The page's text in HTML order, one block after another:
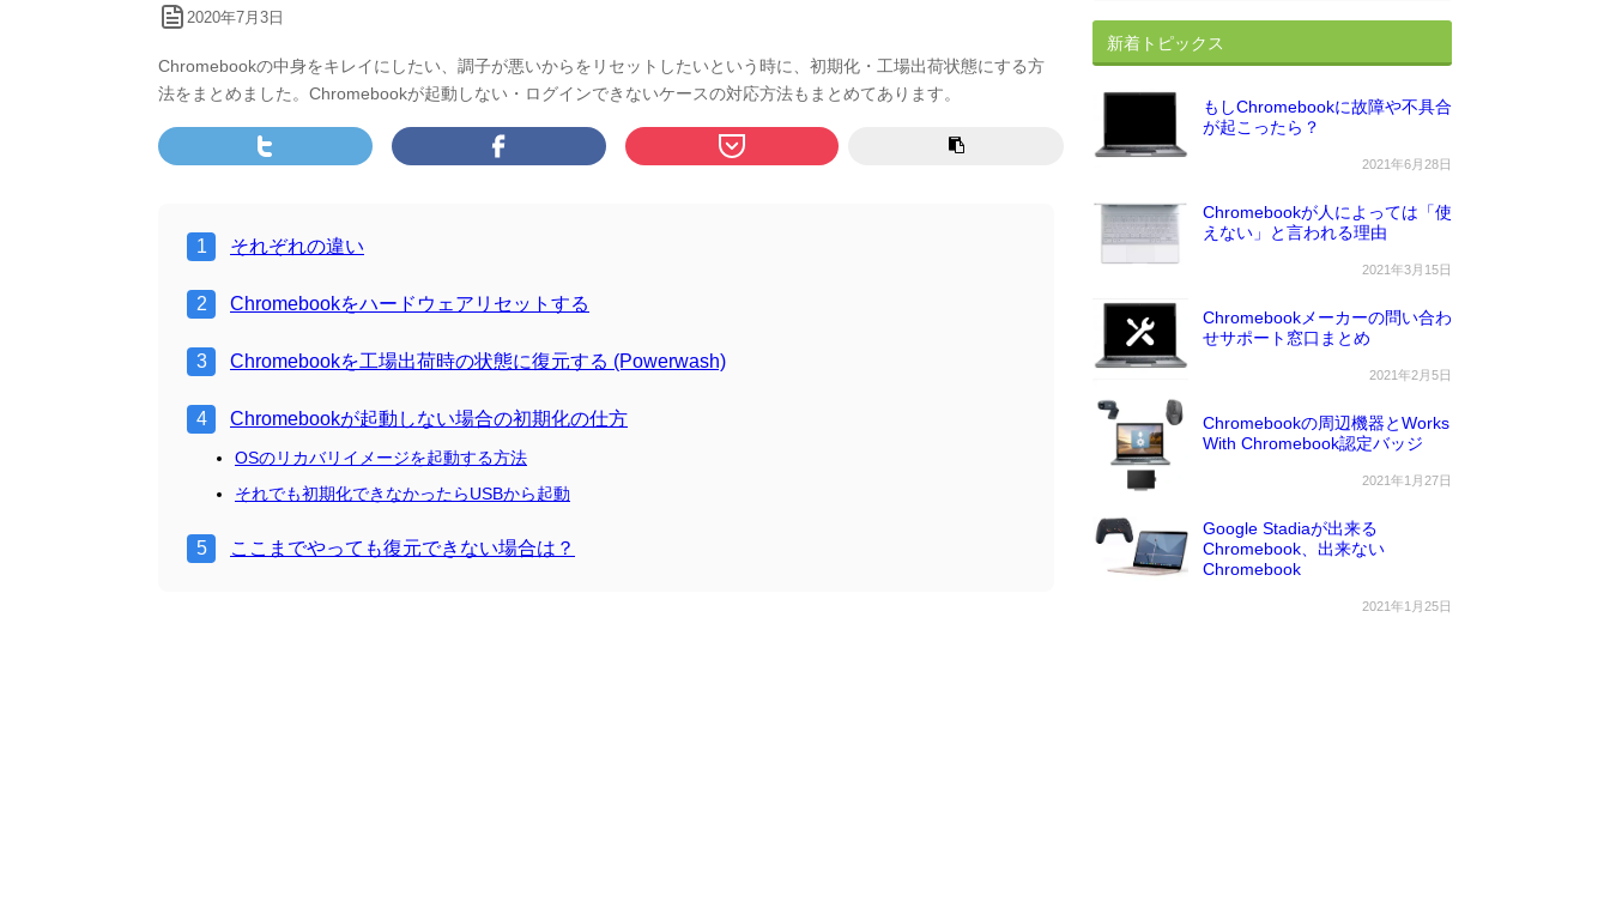
2020年7月3日
Chromebookの中身をキレイにしたい、調子が悪いからをリセットしたいという時に、初期化・工場出荷状態にする方
法をまとめました。Chromebookが起動しない・ログインできないケースの対応方法もまとめてあります。
それぞれの違い
Chromebookをハードウェアリセットする
Chromebookを工場出荷時の状態に復元する (Powerwash)
Chromebookが起動しない場合の初期化の仕方
OSのリカバリイメージを起動する方法
それでも初期化できなかったらUSBから起動
ここまでやっても復元できない場合は？
新着トピックス
もしChromebookに故障や不具合
が起こったら？
2021年6月28日
Chromebookが人によっては「使
えない」と言われる理由
2021年3月15日
Chromebookメーカーの問い合わ
せサポート窓口まとめ
2021年2月5日
Chromebookの周辺機器とWorks
With Chromebook認定バッジ
2021年1月27日
Google Stadiaが出来る
Chromebook、出来ない
Chromebook
2021年1月25日